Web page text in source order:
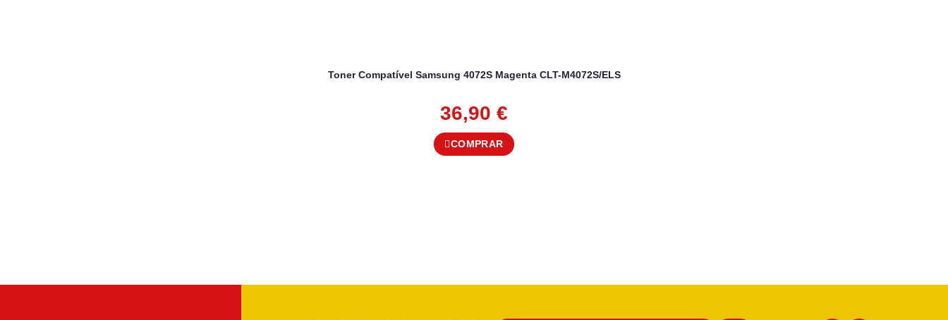
Toner Compatível Samsung 4072S Magenta CLT-M4072S/ELS
36,90 €
COMPRAR